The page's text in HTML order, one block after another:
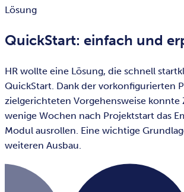
Lösung
QuickStart: einfach und
HR wollte eine Lösung, die schnell
QuickStart. Dank der vorkonfigurierten
zielgerichteten Vorgehensweise konnte
wenige Wochen nach Projektstart das
Modul ausrollen. Eine wichtige
weiteren Ausbau.